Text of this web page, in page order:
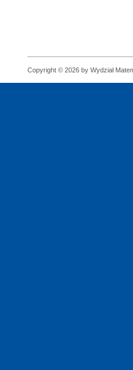
Copyright © 2026 by Wydział